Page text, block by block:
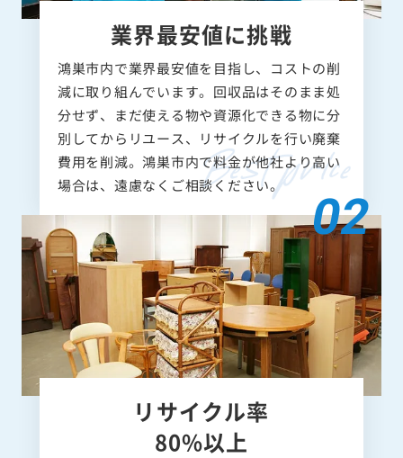
業界最安値に挑戦
鴻巣市内で業界最安値を目指し、コストの削
減に取り組んでいます。回収品はそのまま処
分せず、まだ使える物や資源化できる物に分
別してからリユース、リサイクルを行い廃棄
費用を削減。鴻巣市内で料金が他社より高い
場合は、遠慮なくご相談ください。
リサイクル率
80%以上